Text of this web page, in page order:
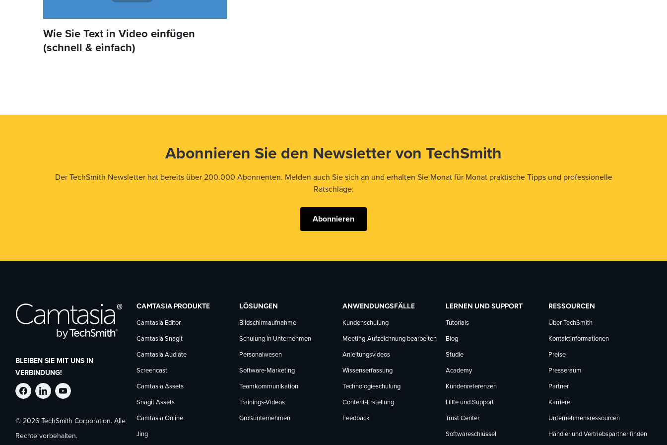
Wie Sie Text in Video einfügen
(schnell & einfach)
Abonnieren Sie den Newsletter von TechSmith
Der TechSmith Newsletter hat bereits über 200.000 Abonnenten. Melden auch Sie sich an und erhalten Sie Monat für Monat praktische Tipps und professionelle
Ratschläge.
Abonnieren
BLEIBEN SIE MIT UNS IN
VERBINDUNG!
TechSmith
auf
TechSmith
auf
TechSmith
auf
© 2026 TechSmith Corporation. Alle
Rechte vorbehalten.
CAMTASIA PRODUKTE
Camtasia Editor
Camtasia Snagit
Camtasia Audiate
Screencast
Camtasia Assets
Snagit Assets
Camtasia Online
Jing
LÖSUNGEN
Bildschirmaufnahme
Schulung in Unternehmen
Personalwesen
Software-Marketing
Teamkommunikation
Trainings-Videos
Großunternehmen
ANWENDUNGSFÄLLE
Kundenschulung
Meeting-Aufzeichnung bearbeiten
Anleitungsvideos
Wissenserfassung
Technologieschulung
Content-Erstellung
Feedback
LERNEN UND SUPPORT
Tutorials
Blog
Studie
Academy
Kundenreferenzen
Hilfe und Support
Trust Center
Softwareschlüssel
RESSOURCEN
Über TechSmith
Kontaktinformationen
Preise
Presseraum
Partner
Karriere
Unternehmensressourcen
Händler und Vertriebspartner finden